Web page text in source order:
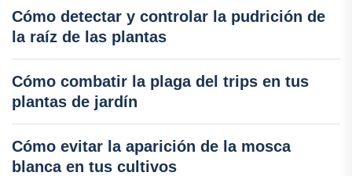
Cómo detectar y controlar la pudrición de
la raíz de las plantas
Cómo combatir la plaga del trips en tus
plantas de jardín
Cómo evitar la aparición de la mosca
blanca en tus cultivos